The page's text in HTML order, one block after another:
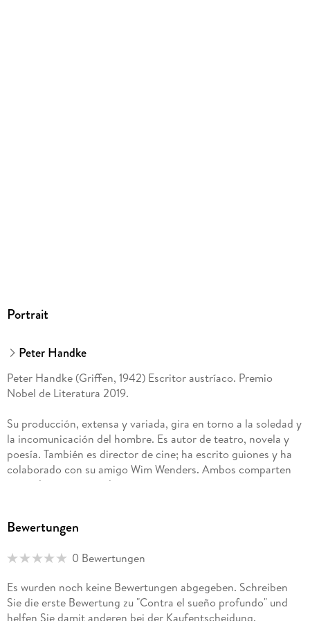
Portrait
Peter Handke
Peter Handke (Griffen, 1942) Escritor austríaco. Premio
Nobel de Literatura 2019.
Su producción, extensa y variada, gira en torno a la soledad y
la incomunicación del hombre. Es autor de teatro, novela y
poesía. También es director de cine; ha escrito guiones y ha
colaborado con su amigo Wim Wenders. Ambos comparten
un estilo concreto y descriptivo, sus personajes son seres
un paso en falso, constituyen rasgos característicos de la
Kafka y Stifter. A su obra se la considera representativa del
En 1973 recibió el premio Georg Büchner, en 1976 el premio
Bewertungen
0 Bewertungen
Es wurden noch keine Bewertungen abgegeben. Schreiben
Sie die erste Bewertung zu "Contra el sueño profundo" und
helfen Sie damit anderen bei der Kaufentscheidung.